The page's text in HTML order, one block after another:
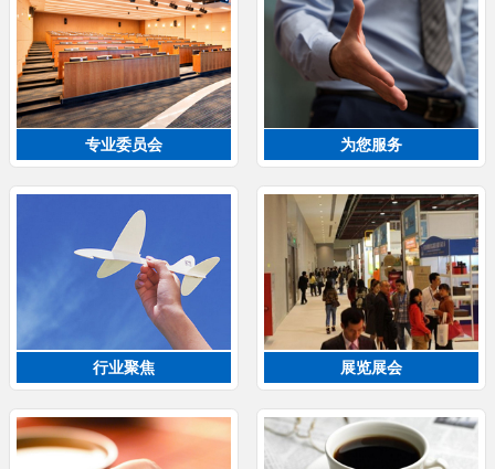
专业委员会 为您服务
行业聚焦 展览展会